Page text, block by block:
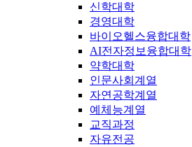
신학대학
경영대학
바이오헬스융합대학
AI전자정보융합대학
약학대학
인문사회계열
자연공학계열
예체능계열
교직과정
자유전공